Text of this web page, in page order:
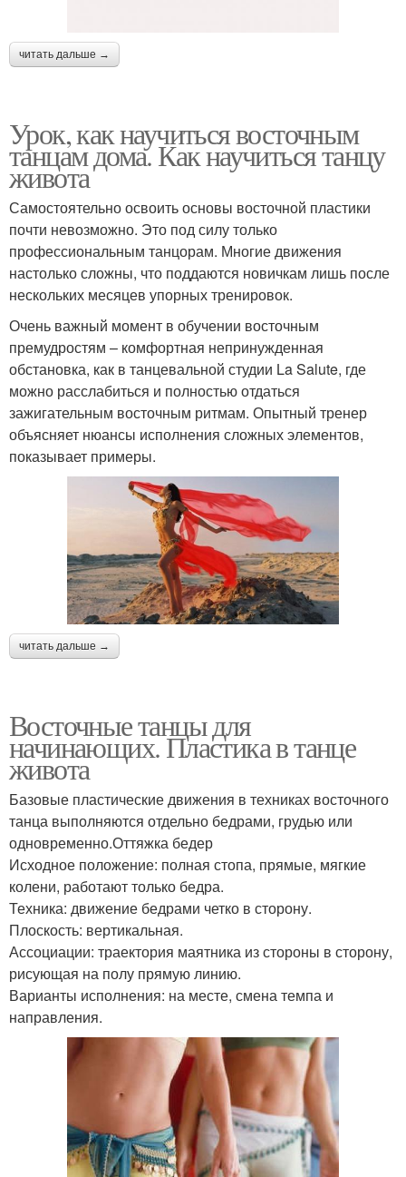
читать дальше →
Урок, как научиться восточным
танцам дома. Как научиться танцу
живота
Самостоятельно освоить основы восточной пластики
почти невозможно. Это под силу только
профессиональным танцорам. Многие движения
настолько сложны, что поддаются новичкам лишь после
нескольких месяцев упорных тренировок.
Очень важный момент в обучении восточным
премудростям – комфортная непринужденная
обстановка, как в танцевальной студии La Salute, где
можно расслабиться и полностью отдаться
зажигательным восточным ритмам. Опытный тренер
объясняет нюансы исполнения сложных элементов,
показывает примеры.
читать дальше →
Восточные танцы для
начинающих. Пластика в танце
живота
Базовые пластические движения в техниках восточного
танца выполняются отдельно бедрами, грудью или
одновременно.Оттяжка бедер
Исходное положение: полная стопа, прямые, мягкие
колени, работают только бедра.
Техника: движение бедрами четко в сторону.
Плоскость: вертикальная.
Ассоциации: траектория маятника из стороны в сторону,
рисующая на полу прямую линию.
Варианты исполнения: на месте, смена темпа и
направления.